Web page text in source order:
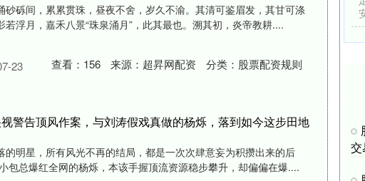
砂砾间，累累贯珠，昼夜不舍，岁久不渝。其清可鉴眉发，其甘可涤
若浮月，嘉禾八景“珠泉涌月”，此其最也。溯其初，炎帝教耕....
23 查看： 156 来源： 超昇网配资 分类： 股票配资规则
警告顶风作案，与刘涛假戏真做的杨烁，落到如今这步田地
的明星，所有风光不再的结局，都是一次次肆意妄为积攒出来的后
包总爆红全网的杨烁，本该手握顶流资源稳步攀升，却偏偏在爆....
交